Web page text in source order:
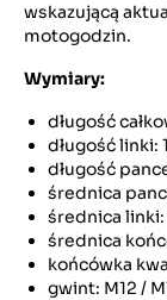
wskazującą
motogodzin.
Wymiary:
długość
długość linki:
długość
średnica
średnica
średnica
końcówka
gwint: M12 /